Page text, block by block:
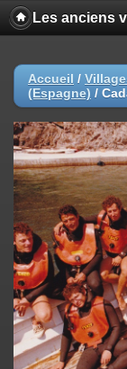
Les anciens
Accueil /
(Espagne) /